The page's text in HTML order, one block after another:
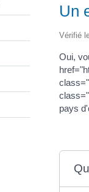
Un
Vérifié
Oui,
pays